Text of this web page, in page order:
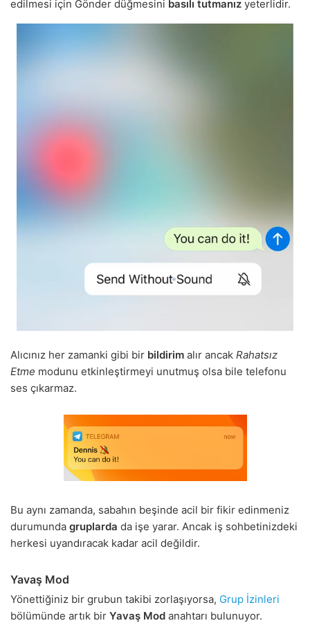
edilmesi için Gönder düğmesini basılı tutmanız yeterlidir.
Alıcınız her zamanki gibi bir bildirim alır ancak Rahatsız
Etme modunu etkinleştirmeyi unutmuş olsa bile telefonu
ses çıkarmaz.
Bu aynı zamanda, sabahın beşinde acil bir fikir edinmeniz
durumunda gruplarda da işe yarar. Ancak iş sohbetinizdeki
herkesi uyandıracak kadar acil değildir.
Yavaş Mod
Yönettiğiniz bir grubun takibi zorlaşıyorsa, Grup İzinleri
bölümünde artık bir Yavaş Mod anahtarı bulunuyor.